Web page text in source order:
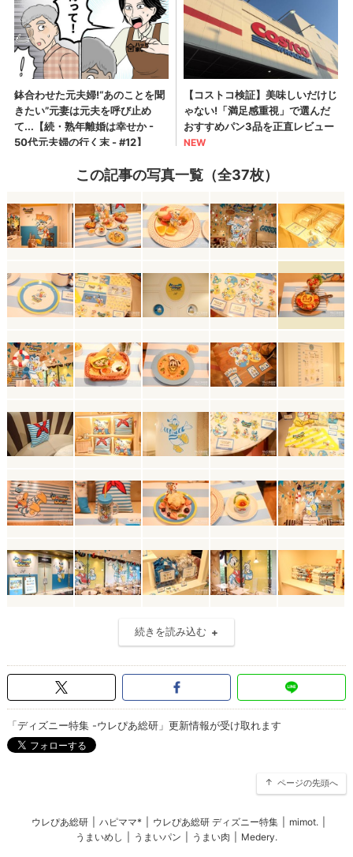
この記事の写真一覧（全37枚）
続きを読み込む
「ディズニー特集 -ウレぴあ総研」更新情報が受け取れます
ページの先頭へ
ウレぴあ総研 ハピママ* ウレぴあ総研 ディズニー特集 mimot.
うまいめし
うまいパン うまい肉 Medery.